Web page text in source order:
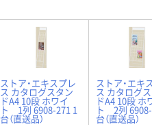
ストア・エキスプレ
ス カタログスタン
ドA4 10段 ホワイ
ト 1列 6908-271 1
台（直送品）
ストア・エキ
ス カタログ
ドA4 10段 ホ
ト 2列
台（直送品）